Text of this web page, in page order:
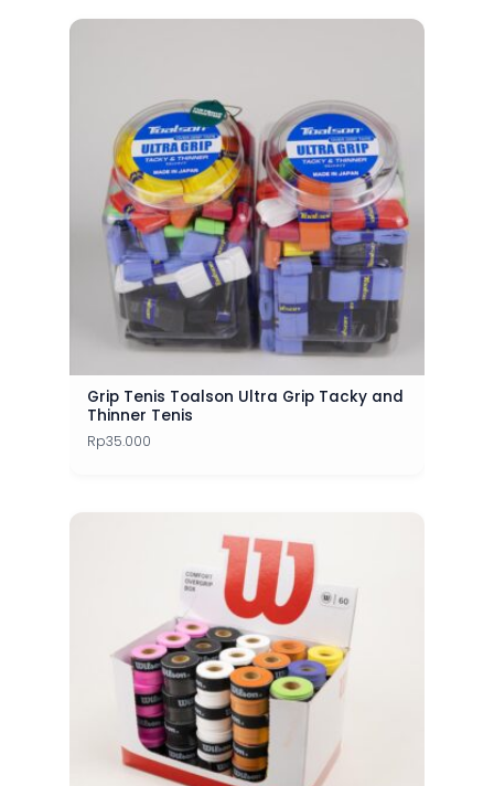
Grip Tenis Toalson Ultra Grip Tacky and
Thinner Tenis
Rp35.000